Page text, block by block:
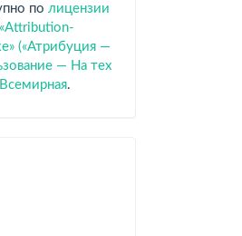
по лицензии
(«Атрибуция —
— На тех
.